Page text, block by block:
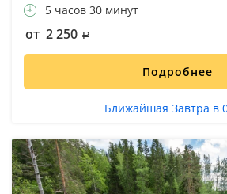
5 часов 30 минут
от 2 250
Подробнее
Ближайшая Завтра в